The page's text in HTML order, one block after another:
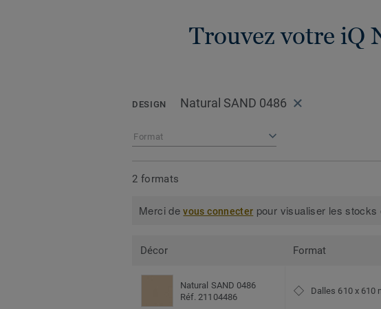
Trouvez votre iQ
DESIGN Natural SAND 0486
Format
2 formats
Merci devous connecter pour visualiser les
Décor Format
Natural SAND 0486
Réf. 21104486
Dalles 610 x 610